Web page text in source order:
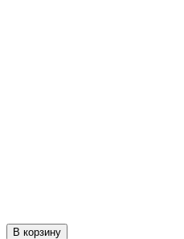
В корзину